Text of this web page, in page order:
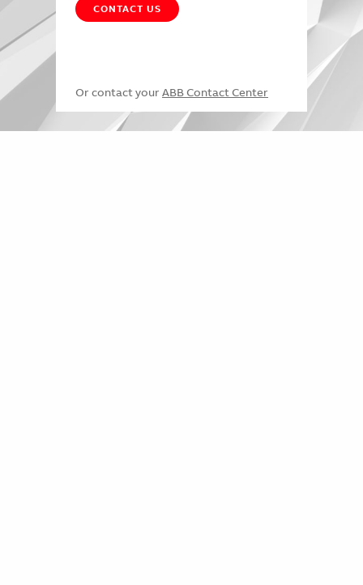
CONTACT US
Or contact your ABB Contact Center